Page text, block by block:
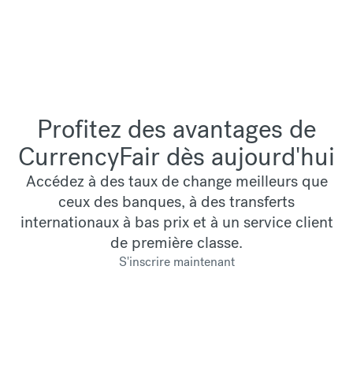
Profitez des avantages de
CurrencyFair dès aujourd'hui
Accédez à des taux de change meilleurs que
ceux des banques, à des transferts
internationaux à bas prix et à un service client
de première classe.
S'inscrire maintenant